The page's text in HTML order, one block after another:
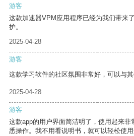
游客
这款加速器VPM应用程序已经为我们带来
护。
2025-04-28
游客
这款学习软件的社区氛围非常好，可以与其
2025-04-28
游客
这款app的用户界面简洁明了，使用起来
悉操作。我不用看说明书，就可以轻松使用